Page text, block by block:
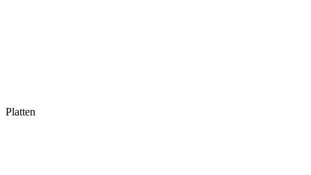
Platten